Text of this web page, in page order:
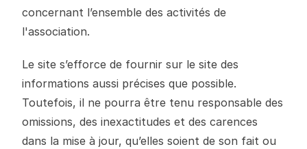
concernant l’ensemble des activités de
l'association.
Le site s’efforce de fournir sur le site des
informations aussi précises que possible.
Toutefois, il ne pourra être tenu responsable des
omissions, des inexactitudes et des carences
dans la mise à jour, qu’elles soient de son fait ou